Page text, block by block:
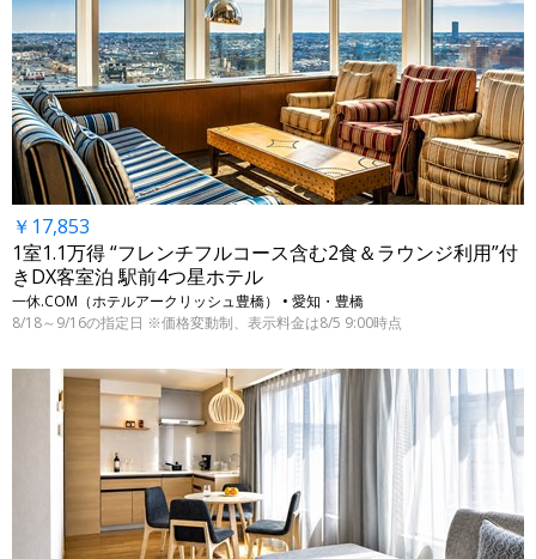
￥17,853
1室1.1万得 “フレンチフルコース含む2食＆ラウンジ利用”付
きDX客室泊 駅前4つ星ホテル
一休.COM（ホテルアークリッシュ豊橋） • 愛知・豊橋
8/18～9/16の指定日 ※価格変動制、表示料金は8/5 9:00時点